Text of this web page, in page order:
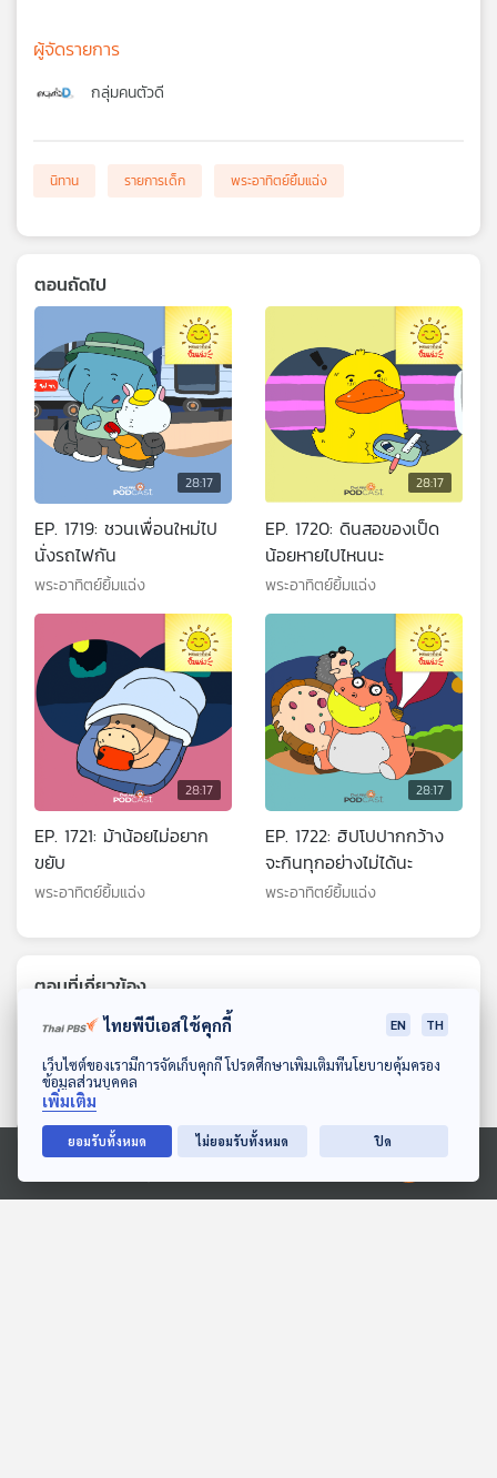
ดาวน์โหลด Thai PBS Podcast Application
Ⓒ 2020 องค์การกระจายเสียงและแพร่ภาพสาธารณะแห่งประเทศไทย
ผู้จัดรายการ
กลุ่มคนตัวดี
นิทาน รายการเด็ก พระอาทิตย์ยิ้มแฉ่ง
ตอนถัดไป
28:17
EP. 1719: ชวนเพื่อนใหม่ไป
นั่งรถไฟกัน
พระอาทิตย์ยิ้มแฉ่ง
28:17
EP. 1720: ดินสอของเป็ด
น้อยหายไปไหนนะ
พระอาทิตย์ยิ้มแฉ่ง
28:17
EP. 1721: ม้าน้อยไม่อยาก
ขยับ
พระอาทิตย์ยิ้มแฉ่ง
28:17
EP. 1722: ฮิปโปปากกว้าง
จะกินทุกอย่างไม่ได้นะ
พระอาทิตย์ยิ้มแฉ่ง
ตอนที่เกี่ยวข้อง
28:17 28:17
ไทยพีบีเอสใช้คุกกี้ EN TH
เว็บไซต์ของเรามีการจัดเก็บคุกกี้ โปรดศึกษาเพิ่มเติมที่นโยบายคุ้มครอง
ข้อมูลส่วนบุคคล
เพิ่มเติม
ยอมรับทั้งหมด ไม่ยอมรับทั้งหมด ปิด